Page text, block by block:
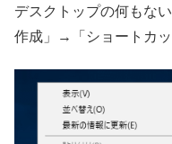
デスクトップの何もな
作成」→「ショートカッ